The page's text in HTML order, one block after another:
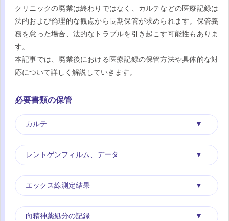
クリニックの廃業は終わりではなく、カルテなどの医療記録は
法的および倫理的な観点から長期保管が求められます。保管義
務を怠った場合、法的なトラブルを引き起こす可能性もありま
す。
本記事では、廃業後における医療記録の保管方法や具体的な対
応について詳しく解説していきます。
必要書類の保管
カルテ
レントゲンフィルム、データ
エックス線測定結果
向精神薬処分の記録